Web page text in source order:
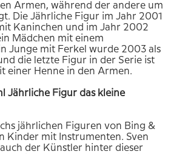
Armen, während der andere um
Die Jährliche Figur im Jahr 2001
Kaninchen und im Jahr 2002
Mädchen mit einem
Junge mit Ferkel wurde 2003 als
die letzte Figur in der Serie ist
einer Henne in den Armen.
Jährliche Figur das kleine
jährlichen Figuren von Bing &
Kinder mit Instrumenten. Sven
der Künstler hinter dieser